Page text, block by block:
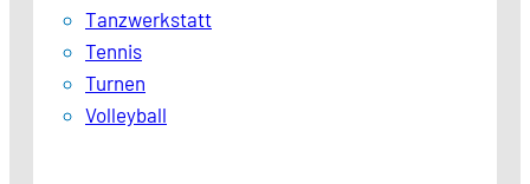
Tanzwerkstatt
Tennis
Turnen
Volleyball